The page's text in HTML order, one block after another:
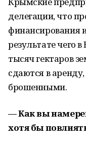
делегации, что
финансирования
результате чего
тысяч гектаров
сдаются в
брошенными.
— Как вы
хотя бы